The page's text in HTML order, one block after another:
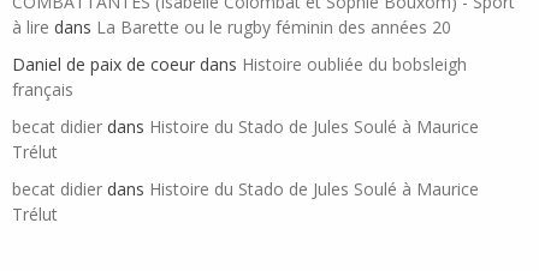
à lire dans La Barette ou le rugby féminin des années 20
Daniel de paix de coeur dans Histoire oubliée du bobsleigh
français
becat didier dans Histoire du Stado de Jules Soulé à Maurice
Trélut
becat didier dans Histoire du Stado de Jules Soulé à Maurice
Trélut